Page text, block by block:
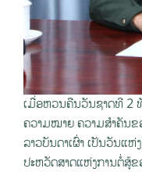
ເມື່ອຫວນຄືນວັນຊາດທີ 2
ຄວາມໝາຍ ຄວາມສໍາຄັນຂ
ລາວບັນດາເຜົ່າ ເປັນວັນແຫ່
ປະຫວັດສາດແຫ່ງການຕໍ່ສູ້ຂ